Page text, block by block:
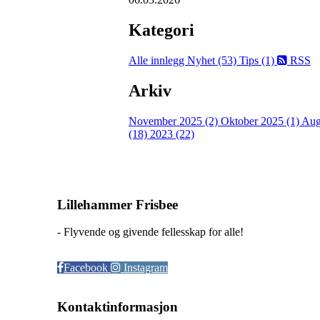
Kategori
Alle innlegg Nyhet (53) Tips (1) RSS
Arkiv
November 2025 (2) Oktober 2025 (1)
(18) 2023 (22)
Lillehammer Frisbee
- Flyvende og givende fellesskap for alle!
Facebook Instagram
Kontaktinformasjon